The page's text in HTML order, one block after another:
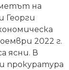
на
Георги
2022 г.
ясни. В
прокуратура